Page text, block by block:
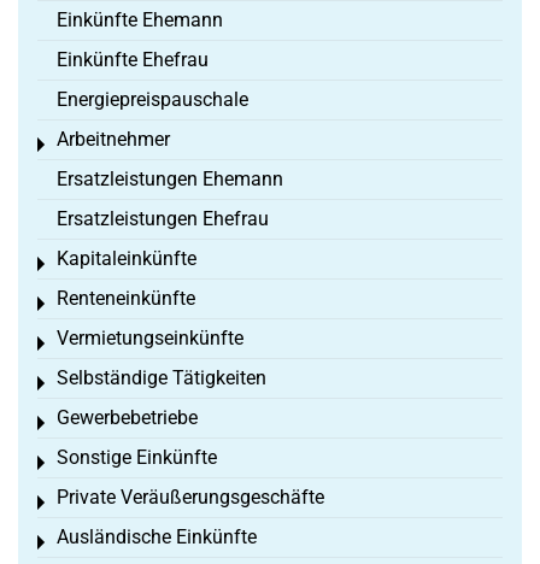
Einkünfte Ehemann
Einkünfte Ehefrau
Energiepreispauschale
Arbeitnehmer
Toggle menu
Ersatzleistungen Ehemann
Ersatzleistungen Ehefrau
Kapitaleinkünfte
Toggle menu
Renteneinkünfte
Toggle menu
Vermietungseinkünfte
Toggle menu
Selbständige Tätigkeiten
Toggle menu
Gewerbebetriebe
Toggle menu
Sonstige Einkünfte
Toggle menu
Private Veräußerungsgeschäfte
Toggle menu
Ausländische Einkünfte
Toggle menu